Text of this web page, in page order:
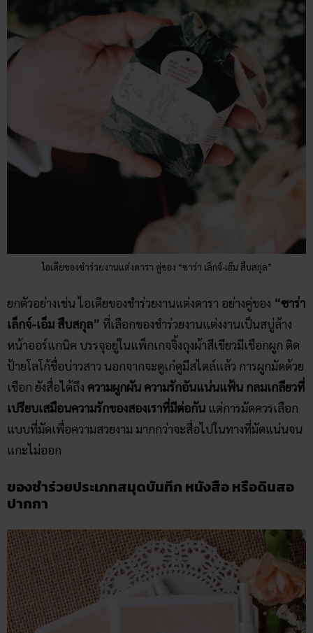
ไอเดียของชำร่วยงานแต่งดารา คู่ของ “ซาร่า เล็กจ์-เอ็ม สืบสกุล”
ยกตัวอย่างเช่น ไอเดียของชำร่วยงานแต่งดารา อย่างคู่ของ “ซาร่า
เล็กจ์-เอ็ม สืบสกุล” ที่เลือกของชำร่วยงานแต่งงานเป็นสบู่ล้าง
หน้าออร์แกนิค บรรจุอยู่ในแพ็กเกจจิ้งถุงผ้าสีเขียวมีเชือกผูก ติด
ป้ายโลโก้ชื่อบ่าวสาว นอกจากจะดูเก๋ดูมีสไตล์แล้ว การผูกมัดด้วย
เชือก ยังสื่อได้ถึง ความผูกผัน ความรักอันแน่นแฟ้น กลมเกลียวที่
เปรียบเสมือนความรักของสองเราที่มีต่อกัน แต่การมัดควรเลือก
แบบที่มัดเพื่อความสวยงาม มากกว่าจะสื่อไปในทางที่มัดแน่นจน
แกะไม่ออก
ของชำร่วยประเภทสมุดบันทึก หนังสือ หรือดินสอ
ปากกา